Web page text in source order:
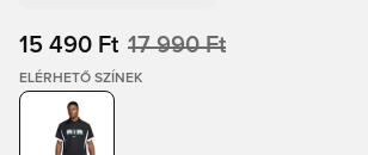
15 490 Ft 17 990 Ft
ELÉRHETŐ SZÍNEK